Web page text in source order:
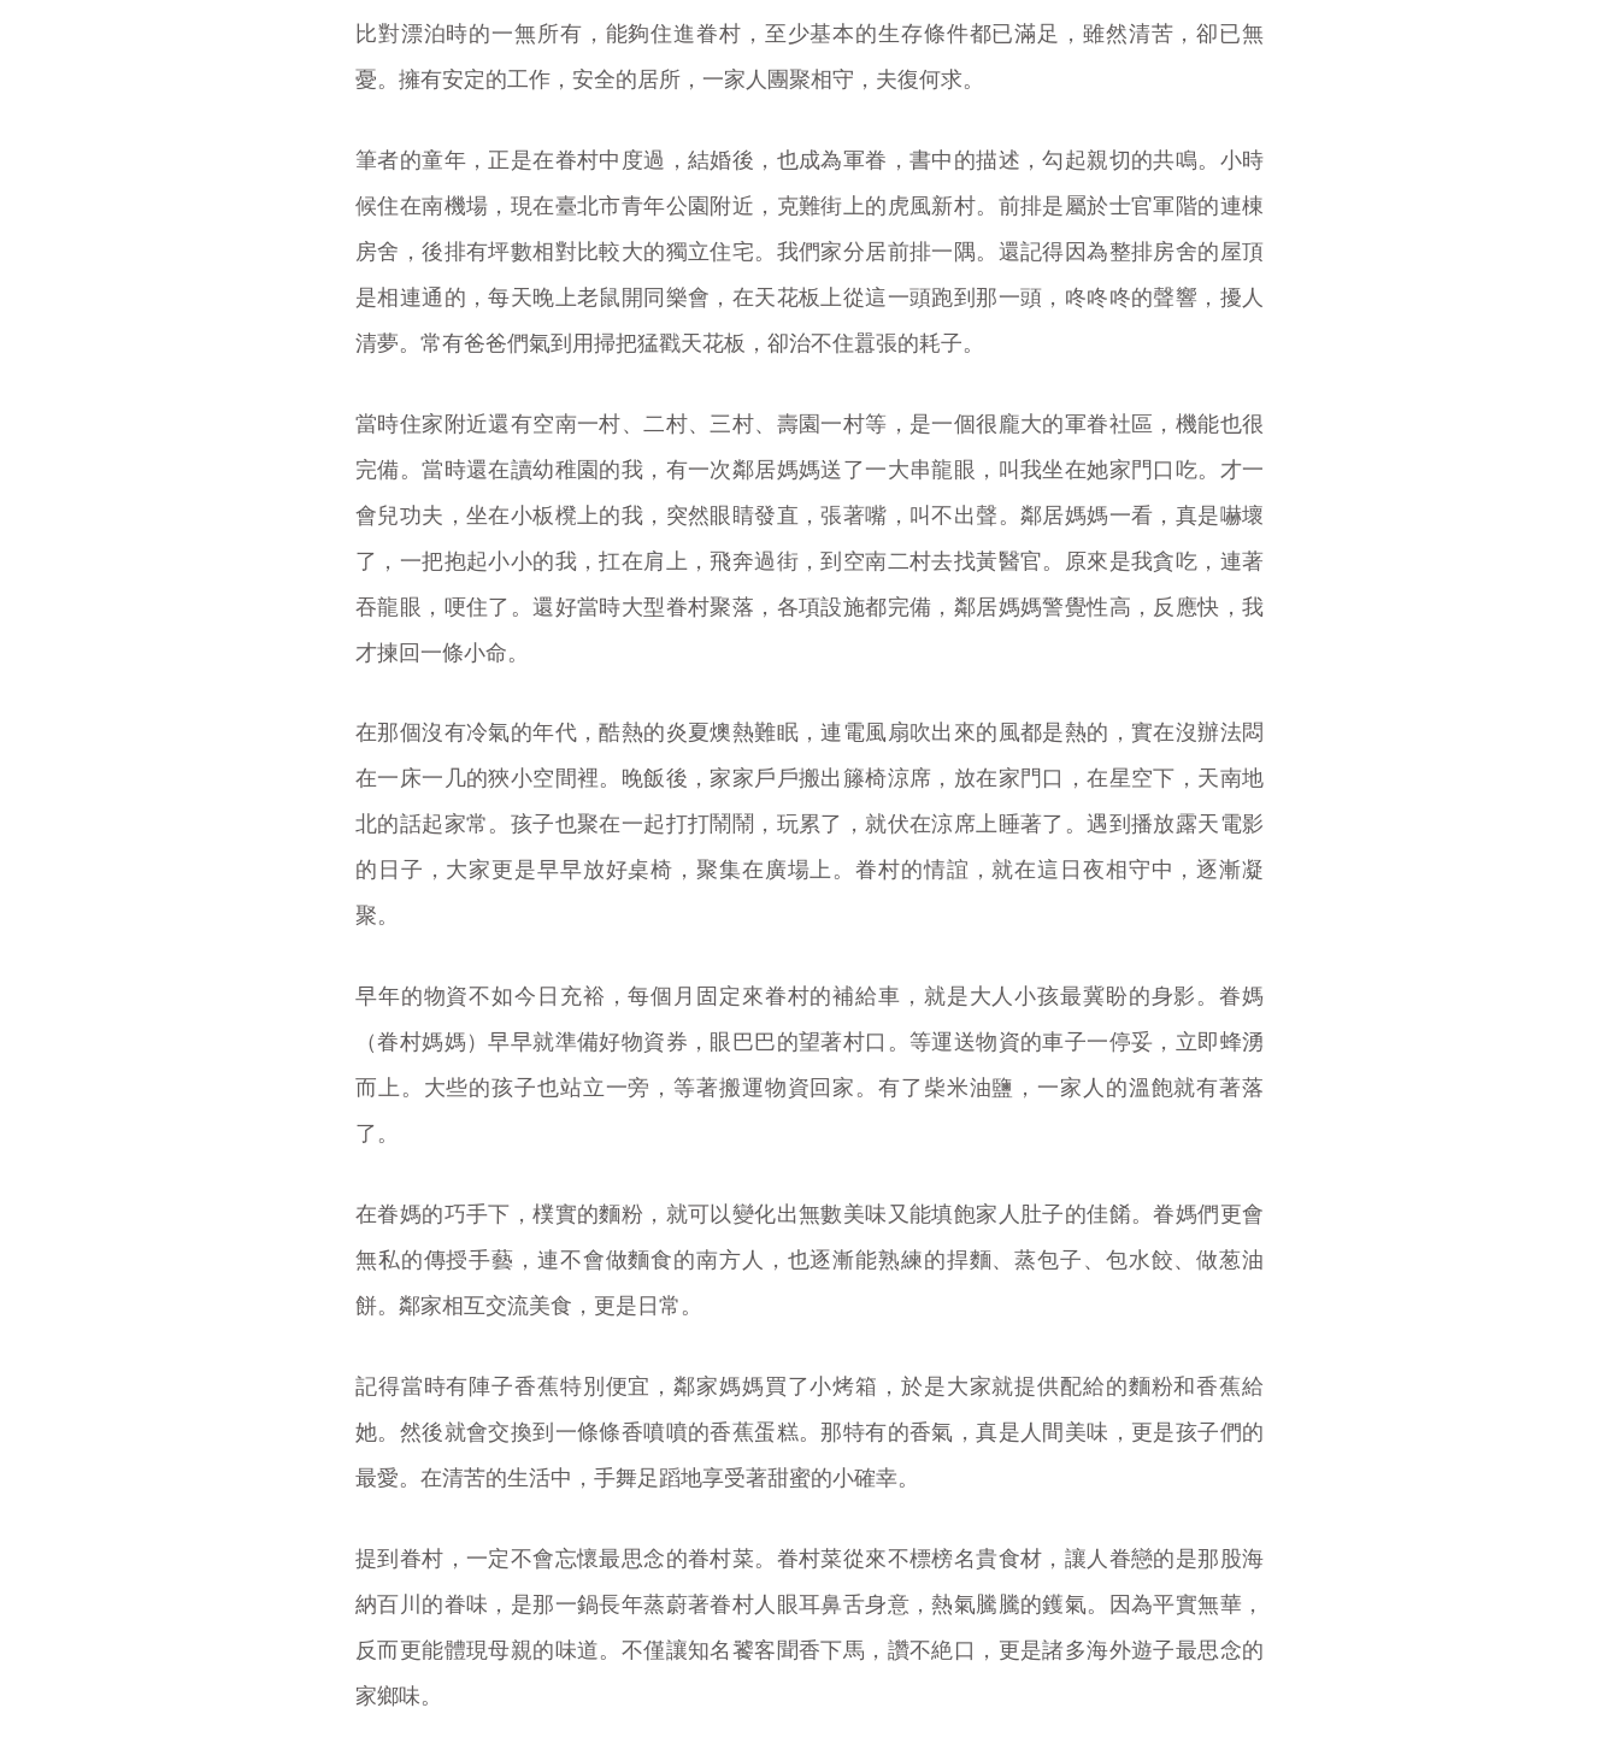
比對漂泊時的一無所有，能夠住進眷村，至少基本的生存條件都已滿足，雖然清苦，卻已無
憂。擁有安定的工作，安全的居所，一家人團聚相守，夫復何求。
筆者的童年，正是在眷村中度過，結婚後，也成為軍眷，書中的描述，勾起親切的共鳴。小時
候住在南機場，現在臺北市青年公園附近，克難街上的虎風新村。前排是屬於士官軍階的連棟
房舍，後排有坪數相對比較大的獨立住宅。我們家分居前排一隅。還記得因為整排房舍的屋頂
是相連通的，每天晚上老鼠開同樂會，在天花板上從這一頭跑到那一頭，咚咚咚的聲響，擾人
清夢。常有爸爸們氣到用掃把猛戳天花板，卻治不住囂張的耗子。
當時住家附近還有空南一村、二村、三村、壽園一村等，是一個很龐大的軍眷社區，機能也很
完備。當時還在讀幼稚園的我，有一次鄰居媽媽送了一大串龍眼，叫我坐在她家門口吃。才一
會兒功夫，坐在小板櫈上的我，突然眼睛發直，張著嘴，叫不出聲。鄰居媽媽一看，真是嚇壞
了，一把抱起小小的我，扛在肩上，飛奔過街，到空南二村去找黃醫官。原來是我貪吃，連著
吞龍眼，哽住了。還好當時大型眷村聚落，各項設施都完備，鄰居媽媽警覺性高，反應快，我
才揀回一條小命。
在那個沒有冷氣的年代，酷熱的炎夏燠熱難眠，連電風扇吹出來的風都是熱的，實在沒辦法悶
在一床一几的狹小空間裡。晚飯後，家家戶戶搬出籐椅涼席，放在家門口，在星空下，天南地
北的話起家常。孩子也聚在一起打打鬧鬧，玩累了，就伏在涼席上睡著了。遇到播放露天電影
的日子，大家更是早早放好桌椅，聚集在廣場上。眷村的情誼，就在這日夜相守中，逐漸凝
聚。
早年的物資不如今日充裕，每個月固定來眷村的補給車，就是大人小孩最冀盼的身影。眷媽
（眷村媽媽）早早就準備好物資券，眼巴巴的望著村口。等運送物資的車子一停妥，立即蜂湧
而上。大些的孩子也站立一旁，等著搬運物資回家。有了柴米油鹽，一家人的溫飽就有著落
了。
在眷媽的巧手下，樸實的麵粉，就可以變化出無數美味又能填飽家人肚子的佳餚。眷媽們更會
無私的傳授手藝，連不會做麵食的南方人，也逐漸能熟練的捍麵、蒸包子、包水餃、做葱油
餅。鄰家相互交流美食，更是日常。
記得當時有陣子香蕉特別便宜，鄰家媽媽買了小烤箱，於是大家就提供配給的麵粉和香蕉給
她。然後就會交換到一條條香噴噴的香蕉蛋糕。那特有的香氣，真是人間美味，更是孩子們的
最愛。在清苦的生活中，手舞足蹈地享受著甜蜜的小確幸。
提到眷村，一定不會忘懷最思念的眷村菜。眷村菜從來不標榜名貴食材，讓人眷戀的是那股海
納百川的眷味，是那一鍋長年蒸蔚著眷村人眼耳鼻舌身意，熱氣騰騰的鑊氣。因為平實無華，
反而更能體現母親的味道。不僅讓知名饕客聞香下馬，讚不絶口，更是諸多海外遊子最思念的
家鄉味。